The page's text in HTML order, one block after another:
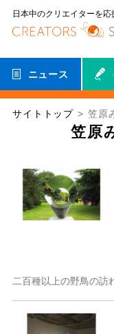
日本中のクリエイターを応
ニュース
サイトトップ 笠原
笠原